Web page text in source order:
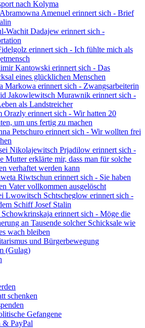
nach Kolyma
Amenuel erinnert sich - Brief
Wachit Dadajew erinnert sich -
erinnert sich - Ich fühlte mich als
Kantowski erinnert sich - Das
eines glücklichen Menschen
Markowa erinnert sich - Zwangsarbeiterin
Jakowlewitsch Murawnik erinnert sich -
als Landstreicher
Orazly erinnert sich - Wir hatten 20
um uns fertig zu machen
Petschuro erinnert sich - Wir wollten frei
Nikolajewitsch Prjadilow erinnert sich -
Mutter erklärte mir, dass man für solche
verhaftet werden kann
Riwtschun erinnert sich - Sie haben
Vater vollkommen ausgelöscht
Lwowitsch Schtscheglow erinnert sich -
Schiff Josef Stalin
Schowkrinskaja erinnert sich - Möge die
an Tausende solcher Schicksale wie
wach bleiben
und Bürgerbewegung
(Gulag)
schenken
Gefangene
& PayPal